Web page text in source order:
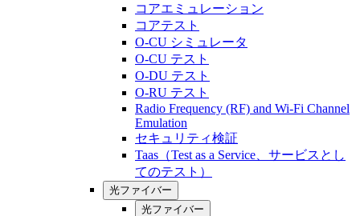
コアエミュレーション
コアテスト
O-CU シミュレータ
O-CU テスト
O-DU テスト
O-RU テスト
Radio Frequency (RF) and Wi-Fi Channel
Emulation
セキュリティ検証
Taas（Test as a Service、サービスとし
てのテスト）
光ファイバー
光ファイバー